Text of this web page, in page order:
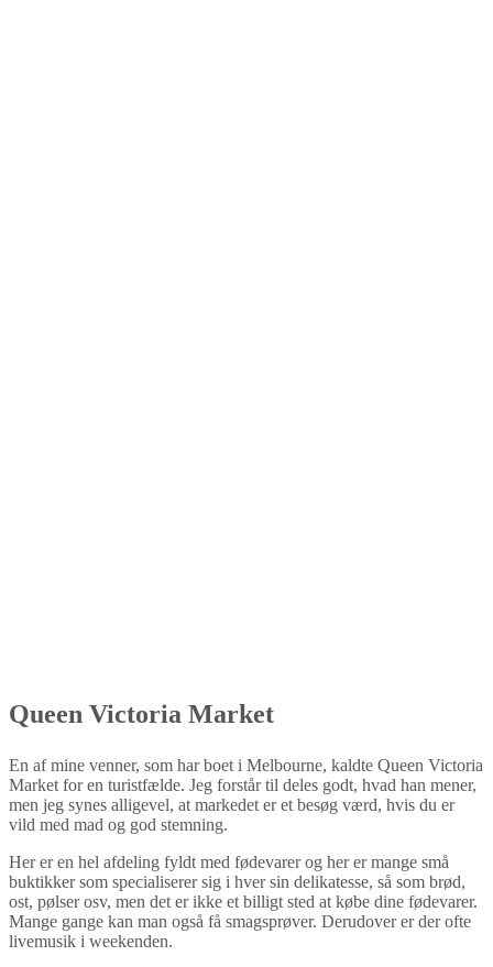
Queen Victoria Market
En af mine venner, som har boet i Melbourne, kaldte Queen Victoria
Market for en turistfælde. Jeg forstår til deles godt, hvad han mener,
men jeg synes alligevel, at markedet er et besøg værd, hvis du er
vild med mad og god stemning.
Her er en hel afdeling fyldt med fødevarer og her er mange små
buktikker som specialiserer sig i hver sin delikatesse, så som brød,
ost, pølser osv, men det er ikke et billigt sted at købe dine fødevarer.
Mange gange kan man også få smagsprøver. Derudover er der ofte
livemusik i weekenden.